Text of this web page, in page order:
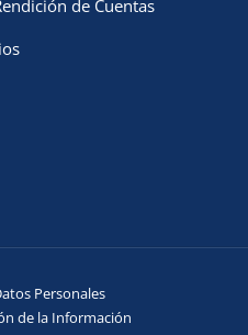
de Cuentas
Personales
de la Información